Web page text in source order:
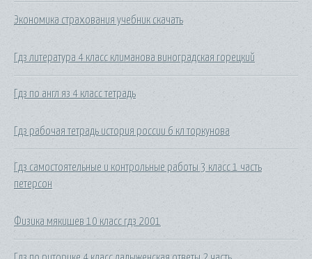
Экономика страхования учебник скачать
Гдз литература 4 класс климанова виноградская горецкий
Гдз по англ яз 4 класс тетрадь
Гдз рабочая тетрадь история россии 6 кл торкунова
Гдз самостоятельные и контрольные работы 3 класс 1 часть
петерсон
Физика мякишев 10 класс гдз 2001